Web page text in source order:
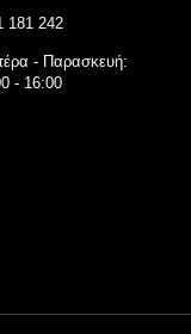
181 242
- Παρασκευή:
- 16:00